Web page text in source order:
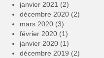
janvier 2021 (2)
décembre 2020 (2)
mars 2020 (3)
février 2020 (1)
janvier 2020 (1)
décembre 2019 (2)